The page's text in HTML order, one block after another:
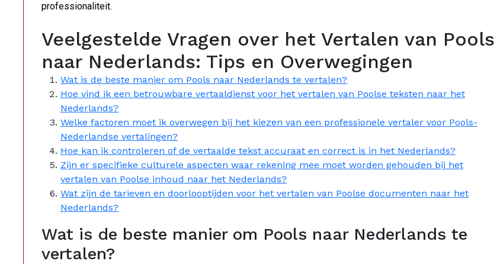
professionaliteit.
Veelgestelde Vragen over het Vertalen van Pools
naar Nederlands: Tips en Overwegingen
Wat is de beste manier om Pools naar Nederlands te vertalen?
Hoe vind ik een betrouwbare vertaaldienst voor het vertalen van Poolse teksten naar het
Nederlands?
Welke factoren moet ik overwegen bij het kiezen van een professionele vertaler voor Pools-
Nederlandse vertalingen?
Hoe kan ik controleren of de vertaalde tekst accuraat en correct is in het Nederlands?
Zijn er specifieke culturele aspecten waar rekening mee moet worden gehouden bij het
vertalen van Poolse inhoud naar het Nederlands?
Wat zijn de tarieven en doorlooptijden voor het vertalen van Poolse documenten naar het
Nederlands?
Wat is de beste manier om Pools naar Nederlands te
vertalen?